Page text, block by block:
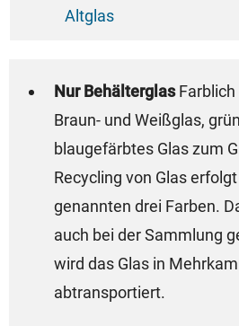
Altglas
Nur BehälterglasFarblich
Braun- und Weißglas,
blaugefärbtes Glas zum
Recycling von Glas
genannten drei Farben.
auch bei der Sammlung
wird das Glas in
abtransportiert.